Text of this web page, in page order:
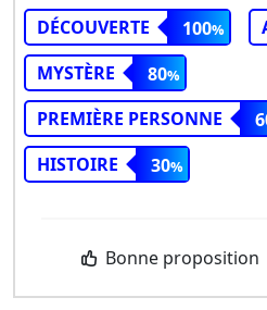
DÉCOUVERTE
100
MYSTÈRE
80
PREMIÈRE PERSONNE
HISTOIRE
30
Bonne proposition